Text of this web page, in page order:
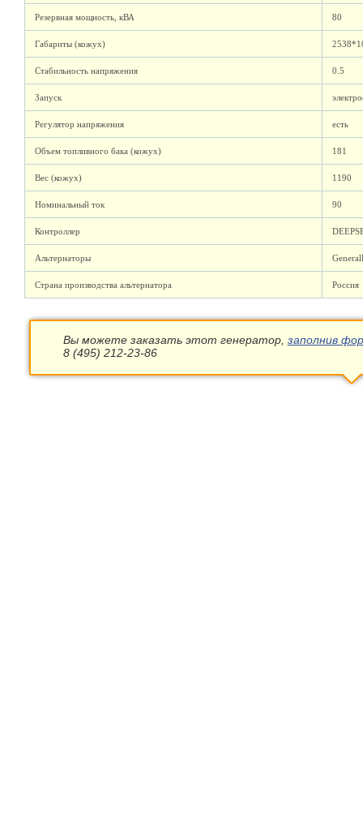
Резервная мощность, кВА 80
Габариты (кожух)
Стабильность напряжения 0.5
Запуск
Регулятор напряжения есть
Объем топливного бака (кожух) 181
Вес (кожух) 1190
Номинальный ток 90
Контроллер
Альтернаторы
Страна производства альтернатора Россия
Вы можете заказать этот генератор, заполнив
8 (495) 212-23-86